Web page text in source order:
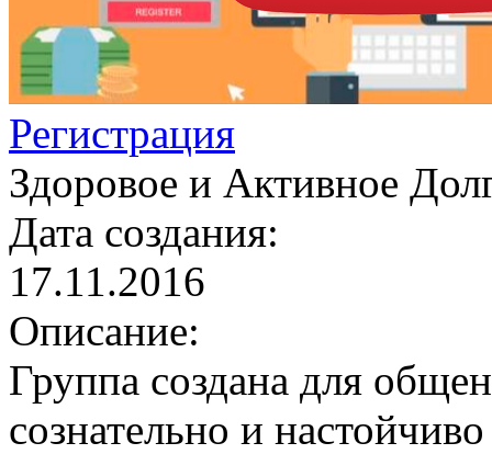
Регистрация
Здоровое и Активное
Дата создания:
17.11.2016
Описание:
Группа создана для
сознательно и